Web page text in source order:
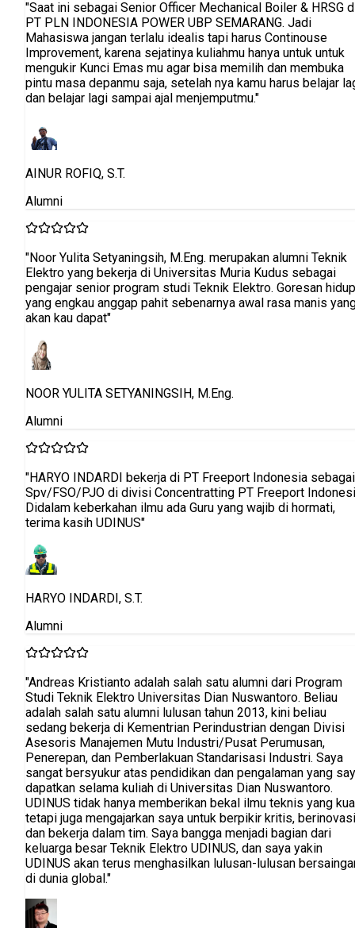
"Saat ini sebagai Senior Officer Mechanical Boiler & HRSG
PT PLN INDONESIA POWER UBP SEMARANG. Jadi
Mahasiswa jangan terlalu idealis tapi harus Continouse
Improvement, karena sejatinya kuliahmu hanya untuk untuk
mengukir Kunci Emas mu agar bisa memilih dan membuka
pintu masa depanmu saja, setelah nya kamu harus belajar
dan belajar lagi sampai ajal menjemputmu."
AINUR ROFIQ, S.T.
Alumni
"Noor Yulita Setyaningsih, M.Eng. merupakan alumni Teknik
Elektro yang bekerja di Universitas Muria Kudus sebagai
pengajar senior program studi Teknik Elektro. Goresan hidup
yang engkau anggap pahit sebenarnya awal rasa manis
akan kau dapat"
NOOR YULITA SETYANINGSIH, M.Eng.
Alumni
"HARYO INDARDI bekerja di PT Freeport Indonesia sebagai
Spv/FSO/PJO di divisi Concentratting PT Freeport
Didalam keberkahan ilmu ada Guru yang wajib di hormati,
terima kasih UDINUS"
HARYO INDARDI, S.T.
Alumni
"Andreas Kristianto adalah salah satu alumni dari Program
Studi Teknik Elektro Universitas Dian Nuswantoro. Beliau
adalah salah satu alumni lulusan tahun 2013, kini beliau
sedang bekerja di Kementrian Perindustrian dengan Divisi
Asesoris Manajemen Mutu Industri/Pusat Perumusan,
Penerepan, dan Pemberlakuan Standarisasi Industri. Saya
sangat bersyukur atas pendidikan dan pengalaman yang
dapatkan selama kuliah di Universitas Dian Nuswantoro.
UDINUS tidak hanya memberikan bekal ilmu teknis yang
tetapi juga mengajarkan saya untuk berpikir kritis,
dan bekerja dalam tim. Saya bangga menjadi bagian dari
keluarga besar Teknik Elektro UDINUS, dan saya yakin
UDINUS akan terus menghasilkan lulusan-lulusan
di dunia global."